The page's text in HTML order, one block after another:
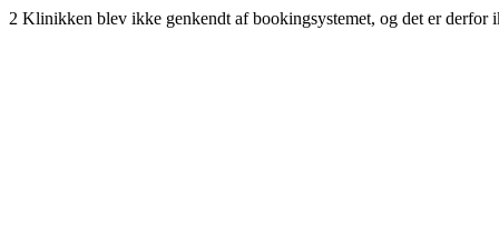
2 Klinikken blev ikke genkendt af bookingsystemet, og det er derfor